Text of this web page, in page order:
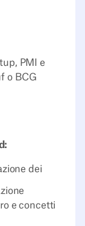
PMI e
o BCG
dei
e concetti